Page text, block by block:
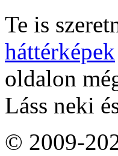
Te is
háttérképek
oldalon
Láss neki
© 2009-